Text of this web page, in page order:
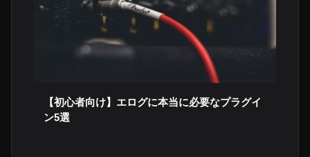
【初心者向け】エログに本当に必要なプラグイ
ン5選